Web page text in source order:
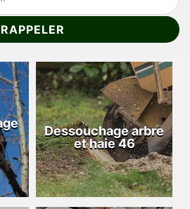
Dessouchage arbre
et haie 46